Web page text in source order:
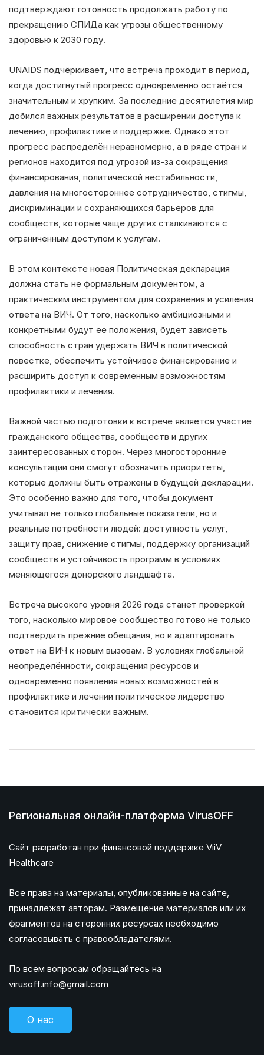
подтверждают готовность продолжать работу по
прекращению СПИДа как угрозы общественному
здоровью к 2030 году.
UNAIDS подчёркивает, что встреча проходит в период,
когда достигнутый прогресс одновременно остаётся
значительным и хрупким. За последние десятилетия мир
добился важных результатов в расширении доступа к
лечению, профилактике и поддержке. Однако этот
прогресс распределён неравномерно, а в ряде стран и
регионов находится под угрозой из-за сокращения
финансирования, политической нестабильности,
давления на многостороннее сотрудничество, стигмы,
дискриминации и сохраняющихся барьеров для
сообществ, которые чаще других сталкиваются с
ограниченным доступом к услугам.
В этом контексте новая Политическая декларация
должна стать не формальным документом, а
практическим инструментом для сохранения и усиления
ответа на ВИЧ. От того, насколько амбициозными и
конкретными будут её положения, будет зависеть
способность стран удержать ВИЧ в политической
повестке, обеспечить устойчивое финансирование и
расширить доступ к современным возможностям
профилактики и лечения.
Важной частью подготовки к встрече является участие
гражданского общества, сообществ и других
заинтересованных сторон. Через многосторонние
консультации они смогут обозначить приоритеты,
которые должны быть отражены в будущей декларации.
Это особенно важно для того, чтобы документ
учитывал не только глобальные показатели, но и
реальные потребности людей: доступность услуг,
защиту прав, снижение стигмы, поддержку организаций
сообществ и устойчивость программ в условиях
меняющегося донорского ландшафта.
Встреча высокого уровня 2026 года станет проверкой
того, насколько мировое сообщество готово не только
подтвердить прежние обещания, но и адаптировать
ответ на ВИЧ к новым вызовам. В условиях глобальной
неопределённости, сокращения ресурсов и
одновременно появления новых возможностей в
профилактике и лечении политическое лидерство
становится критически важным.
Региональная онлайн-платформа VirusOFF
Сайт разработан при финансовой поддержке ViiV
Healthcare
Все права на материалы, опубликованные на сайте,
принадлежат авторам. Размещение материалов или их
фрагментов на сторонних ресурсах необходимо
согласовывать с правообладателями.
По всем вопросам обращайтесь на
virusoff.info@gmail.com
О нас